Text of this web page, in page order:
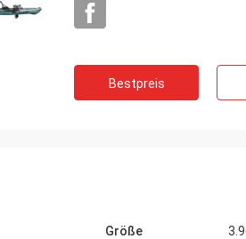
Bestpreis
Größe